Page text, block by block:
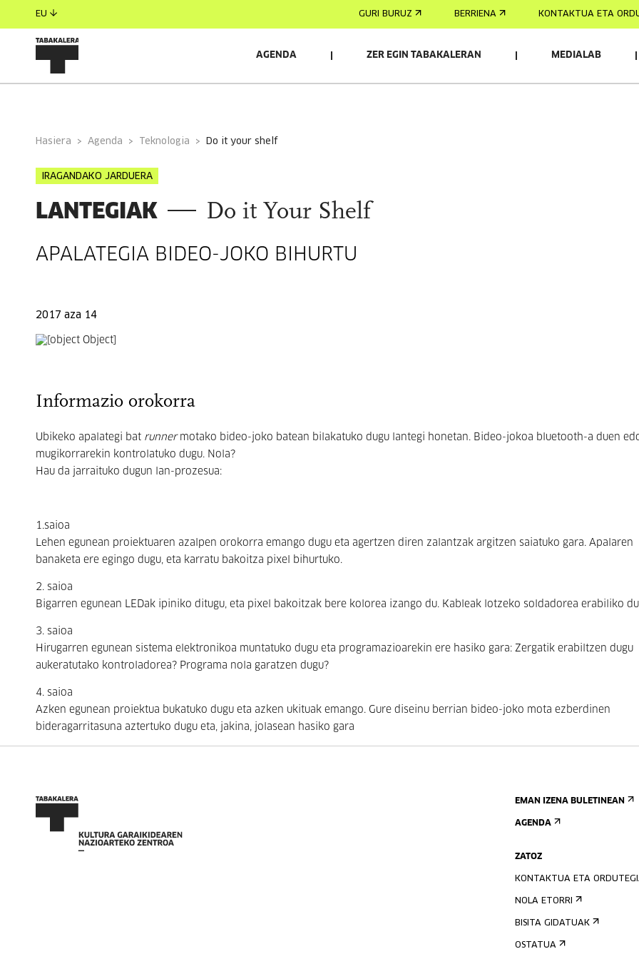
EU GURI BURUZ BERRIENA KONTAKTUA ETA
AGENDA ZER EGIN TABAKALERAN MEDIALAB
Hasiera Agenda Teknologia do it your shelf
IRAGANDAKO JARDUERA
LANTEGIAK Do it Your Shelf
APALATEGIA BIDEO-JOKO BIHURTU
2017 aza 14
Informazio orokorra
Ubikeko apalategi bat runner motako bideo-joko batean bilakatuko dugu lantegi honetan. Bideo-jokoa bluetooth-a duen
mugikorrarekin kontrolatuko dugu. Nola?
Hau da jarraituko dugun lan-prozesua:
1.saioa
Lehen egunean proiektuaren azalpen orokorra emango dugu eta agertzen diren zalantzak argitzen saiatuko gara. Apalaren
banaketa ere egingo dugu, eta karratu bakoitza pixel bihurtuko.
2. saioa
Bigarren egunean LEDak ipiniko ditugu, eta pixel bakoitzak bere kolorea izango du. Kableak lotzeko soldadorea erabiliko
3. saioa
Hirugarren egunean sistema elektronikoa muntatuko dugu eta programazioarekin ere hasiko gara: Zergatik erabiltzen dugu
aukeratutako kontroladorea? Programa nola garatzen dugu?
4. saioa
Azken egunean proiektua bukatuko dugu eta azken ukituak emango. Gure diseinu berrian bideo-joko mota ezberdinen
bideragarritasuna aztertuko dugu eta, jakina, jolasean hasiko gara
EMAN IZENA BULETINEAN
AGENDA
ZATOZ
KONTAKTUA ETA
NOLA ETORRI
BISITA GIDATUAK
OSTATUA